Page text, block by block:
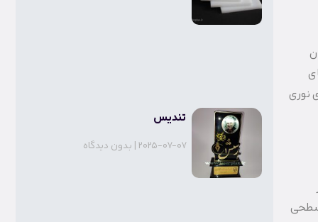
نوری
سطحی
تندیس
2025-07-07 بدون دیدگاه